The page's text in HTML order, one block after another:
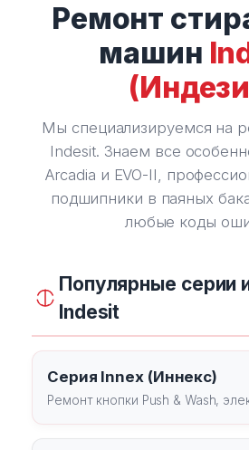
Ремонт
машин
Мы специализируемся на
Indesit. Знаем все
Arcadia и EVO-II,
подшипники в паяных
любые коды
Популярные серии
Indesit
Серия Innex (Иннекс)
Ремонт кнопки Push & Wash,